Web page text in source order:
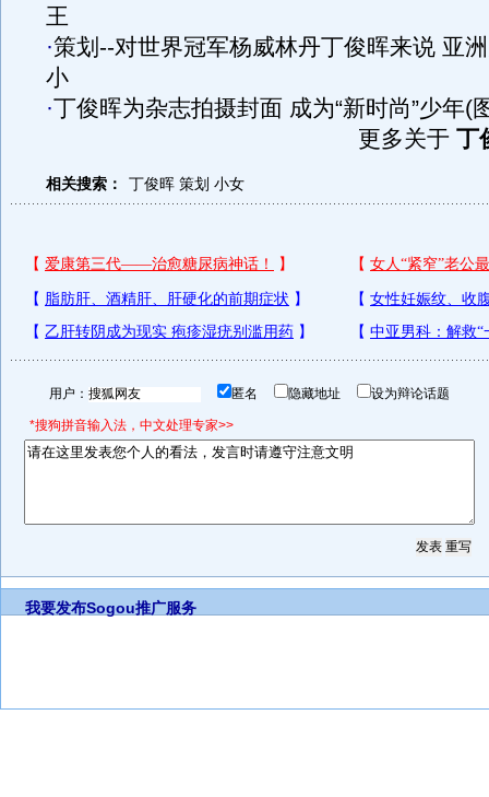
王
·策划--对世界冠军杨威林丹丁俊晖来说 亚
小
·丁俊晖为杂志拍摄封面 成为“新时尚”少年(
更多关于 丁
相关搜索： 丁俊晖 策划 小女
用户： 匿名 隐藏地址 设为辩论话题
*搜狗拼音输入法，中文处理专家>>
我要发布Sogou推广服务